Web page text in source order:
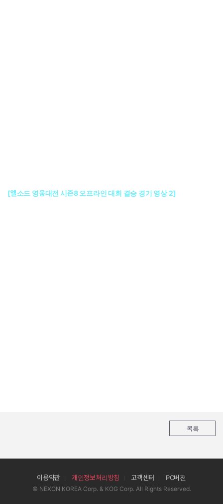
[엘소드 영웅대전 시즌8 오프라인 대회 결승 경기 영상 2]
목록
이용약관 개인정보처리방침 고객센터 PC버전
© NEXON KOREA Corp. & KOG Corp. All Rights Reserved.